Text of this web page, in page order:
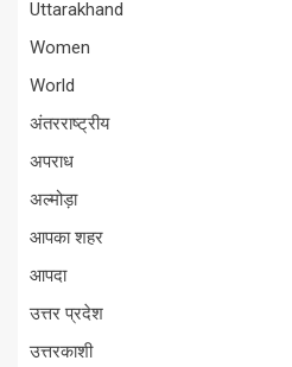
Uttarakhand
Women
World
अंतरराष्ट्रीय
अपराध
अल्मोड़ा
आपका शहर
आपदा
उत्तर प्रदेश
उत्तरकाशी